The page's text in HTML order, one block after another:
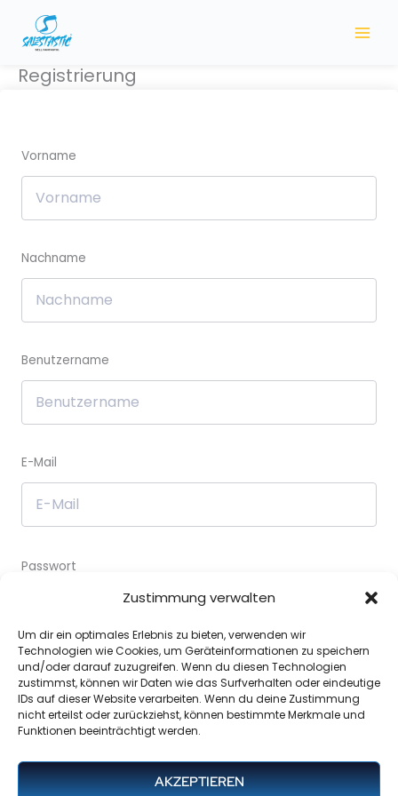
Zustimmung verwalten
Um dir ein optimales Erlebnis zu bieten, verwenden wir
Technologien wie Cookies, um Geräteinformationen zu speichern
und/oder darauf zuzugreifen. Wenn du diesen Technologien
zustimmst, können wir Daten wie das Surfverhalten oder eindeutige
IDs auf dieser Website verarbeiten. Wenn du deine Zustimmung
nicht erteilst oder zurückziehst, können bestimmte Merkmale und
Funktionen beeinträchtigt werden.
AKZEPTIEREN
Inhalt
springen
Registrierung
Vorname
Nachname
Benutzername
E-Mail
Passwort
Geschäftsbedingungen